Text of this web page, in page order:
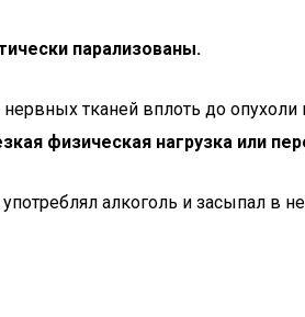
парализованы.
тканей вплоть до опухоли
физическая нагрузка или
алкоголь и засыпал в